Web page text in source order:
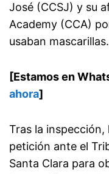
José (CCSJ) y su
Academy (CCA)
usaban mascarillas.
[Estamos en
ahora]
Tras la
petición ante el
Santa Clara para